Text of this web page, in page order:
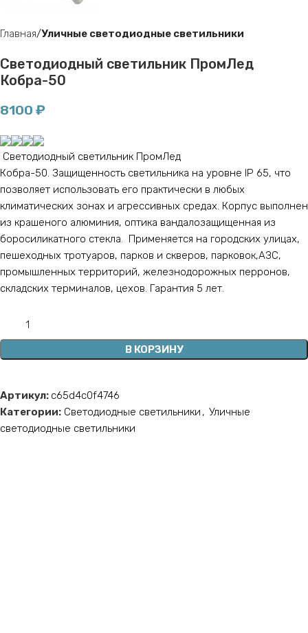
Главная Уличные светодиодные светильники
Светодиодный светильник ПромЛед
Кобра-50
8100 ₽
Светодиодный светильник ПромЛед
Кобра-50. Защищенность светильника на уровне IP 65, что
позволяет использовать его практически в любых
климатических зонах и агрессивных средах. Корпус выполнен
из крашеного алюминия, оптика вандалозащищенная из
боросиликатного стекла. Применяется на городских улицах,
пешеходных тротуаров, парков и скверов, парковок,АЗС,
промышленных территорий, железнодорожных перронов,
складских терминалов, цехов. Гарантия 5 лет.
В КОРЗИНУ
Артикул: c65d4c0f4746
Категории: Светодиодные светильники , Уличные
светодиодные светильники